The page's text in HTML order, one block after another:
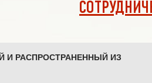
И РАСПРОСТРАНЕННЫЙ ИЗ